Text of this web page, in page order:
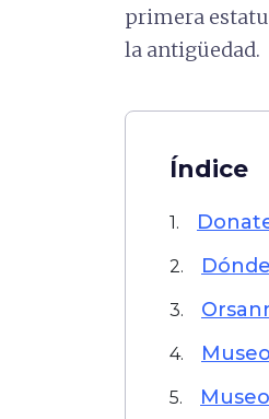
primera
la antigüedad.
Índice
1.
2.
3.
4.
5.